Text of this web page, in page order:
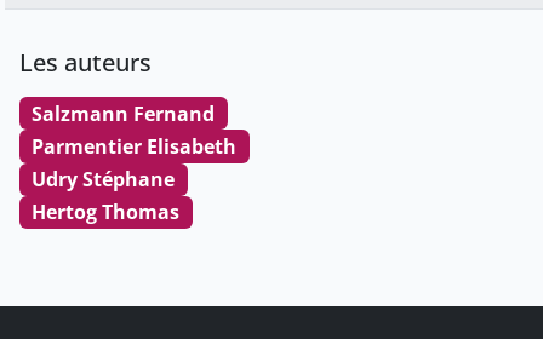
Les auteurs
Salzmann Fernand
Parmentier Elisabeth
Udry Stéphane
Hertog Thomas